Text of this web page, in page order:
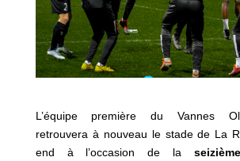
L’équipe première du Vannes
retrouvera à nouveau le stade de La
end à l’occasion de la